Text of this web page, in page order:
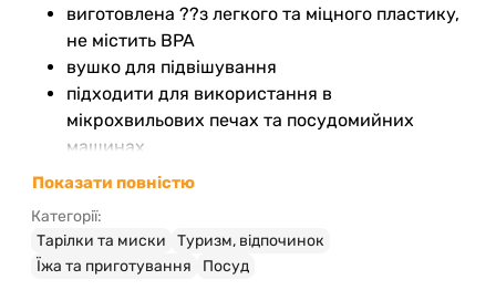
виготовлена ??з легкого та міцного пластику,
не містить BPA
вушко для підвішування
підходити для використання в
мікрохвильових печах та посудомийних
машинах.
зроблено у Великій Британії
Показати повністю
Категорії:
Тарілки та миски
Туризм, відпочинок
Їжа та приготування
Посуд